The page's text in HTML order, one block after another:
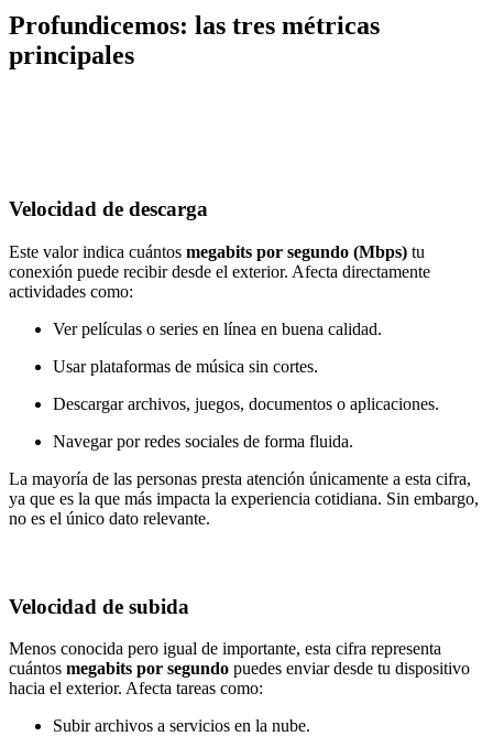
Profundicemos: las tres métricas
principales
Velocidad de descarga
Este valor indica cuántos megabits por segundo (Mbps) tu
conexión puede recibir desde el exterior. Afecta directamente
actividades como:
Ver películas o series en línea en buena calidad.
Usar plataformas de música sin cortes.
Descargar archivos, juegos, documentos o aplicaciones.
Navegar por redes sociales de forma fluida.
La mayoría de las personas presta atención únicamente a esta cifra,
ya que es la que más impacta la experiencia cotidiana. Sin embargo,
no es el único dato relevante.
Velocidad de subida
Menos conocida pero igual de importante, esta cifra representa
cuántos megabits por segundo puedes enviar desde tu dispositivo
hacia el exterior. Afecta tareas como:
Subir archivos a servicios en la nube.